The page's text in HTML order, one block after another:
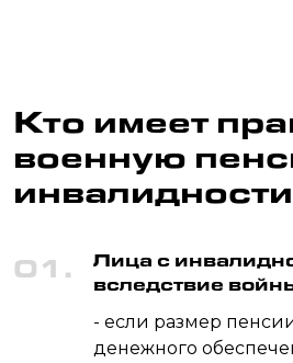
Кто имеет
военную
01.
Лица с
вследствие
- если размер
денежного